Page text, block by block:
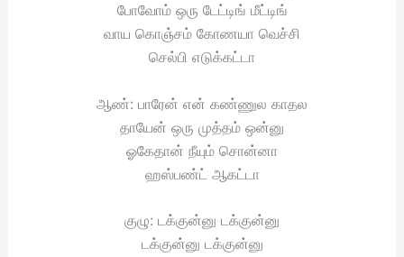
போவோம் ஒரு டேட்டிங் மீட்டிங்
வாய கொஞ்சம் கோணயா வெச்சி
செல்பி எடுக்கட்டா
ஆண்: பாரேன் என் கண்ணுல காதல
தாயேன் ஒரு முத்தம் ஒன்னு
ஓகேதான் நீயும் சொன்னா
ஹஸ்பண்ட் ஆகட்டா
குழு: டக்குன்னு டக்குன்னு
டக்குன்னு டக்குன்னு